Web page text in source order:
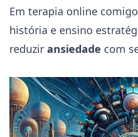
Em terapia online
história e ensino
reduzir ansiedade com